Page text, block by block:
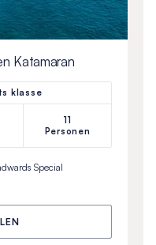
Katamaran
klasse
11
Personen
Special